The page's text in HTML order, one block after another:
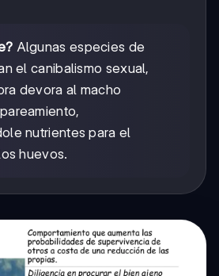
Algunas especies de
el canibalismo sexual,
devora al macho
nutrientes para el
huevos.